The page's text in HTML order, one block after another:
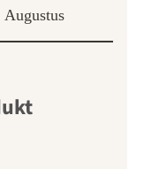
Augustus